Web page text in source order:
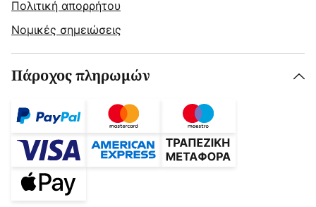
Πολιτική απορρήτου
Νομικές σημειώσεις
Πάροχος πληρωμών